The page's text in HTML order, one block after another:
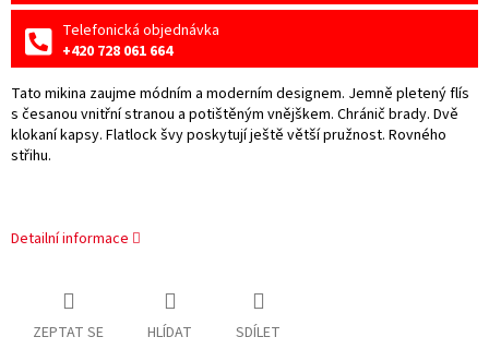
Telefonická objednávka
+420 728 061 664
Tato mikina zaujme módním a moderním designem. Jemně pletený flís
s česanou vnitřní stranou a potištěným vnějškem. Chránič brady. Dvě
klokaní kapsy. Flatlock švy poskytují ještě větší pružnost. Rovného
střihu.
Detailní informace
ZEPTAT SE HLÍDAT SDÍLET